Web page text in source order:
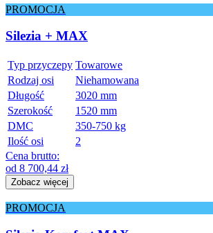
PROMOCJA
Silezia + MAX
Typ przyczepy Towarowe
Rodzaj osi
Niehamowana
Długość
3020 mm
Szerokość
1520 mm
DMC
350-750 kg
Ilość osi
2
Cena brutto:
od 8 700,44 zł
Zobacz więcej
PROMOCJA